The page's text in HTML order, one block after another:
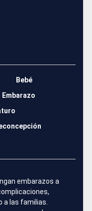
Bebé
Embarazo
embarazos a
a las familias.